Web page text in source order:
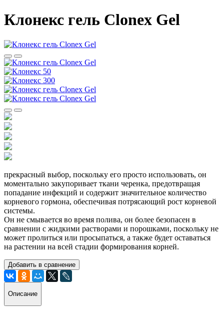
Клонекс гель Clonex Gel
прекрасный выбор, поскольку его просто использовать, он
моментально закупоривает ткани черенка, предотвращая
попадание инфекций и содержит значительное количество
корневого гормона, обеспечивая потрясающий рост корневой
системы.
Он не смывается во время полива, он более безопасен в
сравнении с жидкими растворами и порошками, поскольку не
может пролиться или просыпаться, а также будет оставаться
на растении на всей стадии формирования корней.
Добавить в сравнение
Описание